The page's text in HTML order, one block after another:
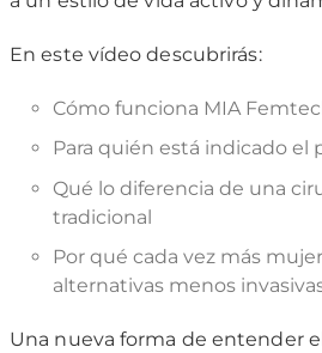
En este vídeo descubrirás:
Cómo funciona MIA
Para quién está indicado
Qué lo diferencia de una
tradicional
Por qué cada vez más
alternativas menos
Una nueva forma de entender